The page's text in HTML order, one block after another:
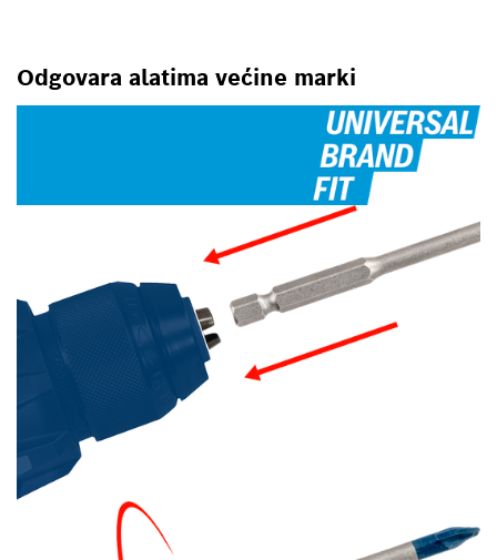
Odgovara alatima većine marki